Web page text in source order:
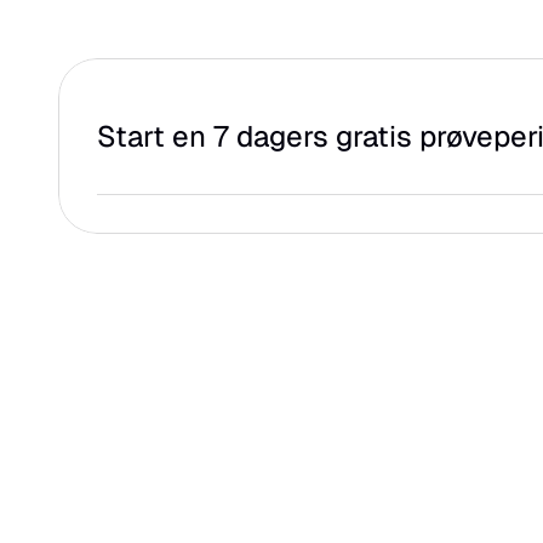
Start en 7 dagers gratis